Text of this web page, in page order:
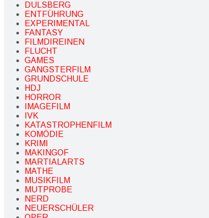
DULSBERG
ENTFÜHRUNG
EXPERIMENTAL
FANTASY
FILMDIREINEN
FLUCHT
GAMES
GANGSTERFILM
GRUNDSCHULE
HDJ
HORROR
IMAGEFILM
IVK
KATASTROPHENFILM
KOMÖDIE
KRIMI
MAKINGOF
MARTIALARTS
MATHE
MUSIKFILM
MUTPROBE
NERD
NEUERSCHÜLER